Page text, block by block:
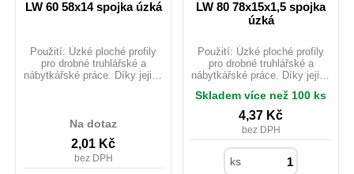
LW 60 58x14 spojka úzká
Použití: Úzké ploché profily
pro drobné truhlářské a
nábytkářské práce. Díky jejich
do dřeva pr.4 nebo pr.5;
M5.
Na dotaz
2,01 Kč
bez DPH
LW 80 78x15x1,5 spojka
úzká
Použití: Úzké ploché profily
pro drobné truhlářské a
nábytkářské práce. Díky jejich
bokům desek a panelů.
Uchycení: hřebíky pr.4; Vruty
do dřeva pr.4 nebo pr.5;
Šrouby M5; Kotvy do betonu
M5.
Skladem více než 100 ks
4,37 Kč
bez DPH
ks